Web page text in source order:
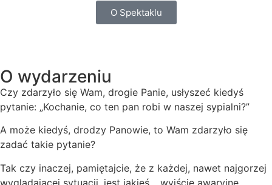
O Spektaklu
O wydarzeniu
Czy zdarzyło się Wam, drogie Panie, usłyszeć kiedyś
pytanie: „Kochanie, co ten pan robi w naszej sypialni?”
A może kiedyś, drodzy Panowie, to Wam zdarzyło się
zadać takie pytanie?
Tak czy inaczej, pamiętajcie, że z każdej, nawet najgorzej
wyglądającej sytuacji, jest jakieś… wyjście awaryjne.